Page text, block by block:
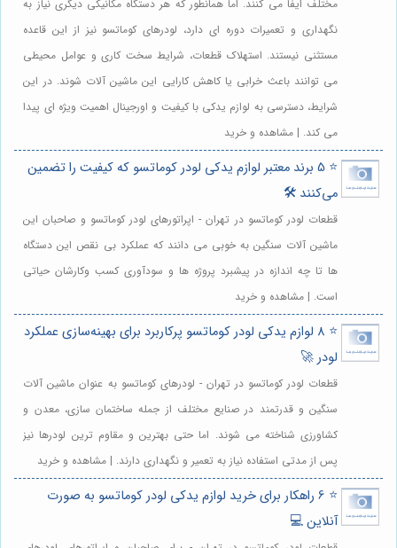
مختلف ایفا می کنند. اما همانطور که هر دستگاه مکانیکی دیگری نیاز به
نگهداری و تعمیرات دوره ای دارد، لودرهای کوماتسو نیز از این قاعده
مستثنی نیستند. استهلاک قطعات، شرایط سخت کاری و عوامل محیطی
می توانند باعث خرابی یا کاهش کارایی این ماشین آلات شوند. در این
شرایط، دسترسی به لوازم یدکی با کیفیت و اورجینال اهمیت ویژه ای پیدا
می کند. | مشاهده و خرید
⭐️ 5 برند معتبر لوازم یدکی لودر کوماتسو که کیفیت را تضمین
می‌کنند 🛠️
قطعات لودر کوماتسو در تهران - اپراتورهای لودر کوماتسو و صاحبان این
ماشین آلات سنگین به خوبی می دانند که عملکرد بی نقص این دستگاه
ها تا چه اندازه در پیشبرد پروژه ها و سودآوری کسب وکارشان حیاتی
است. | مشاهده و خرید
⭐️ 8 لوازم یدکی لودر کوماتسو پرکاربرد برای بهینه‌سازی عملکرد
لودر 🚀
قطعات لودر کوماتسو در تهران - لودرهای کوماتسو به عنوان ماشین آلات
سنگین و قدرتمند در صنایع مختلف از جمله ساختمان سازی، معدن و
کشاورزی شناخته می شوند. اما حتی بهترین و مقاوم ترین لودرها نیز
پس از مدتی استفاده نیاز به تعمیر و نگهداری دارند. | مشاهده و خرید
⭐️ 6 راهکار برای خرید لوازم یدکی لودر کوماتسو به صورت
آنلاین 💻